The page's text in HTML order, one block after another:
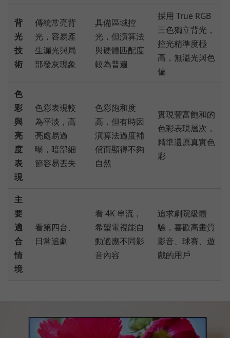
背
光
技
術
傳統常亮背
光，容易產
生漏光與局
部發灰現象
具備區域控
光，但演算法
與硬體匹配度
較為普遍
採用 True RGB
三色獨立背光，
控光精準度極
高，無溢光與色
偏
色
彩
與
亮
度
表
現
色彩表現較
為平淡，高
亮處易過
曝，暗部細
節容易丟失
色彩飽和度
高，但有時因
演算法過度補
償而顯得不夠
自然
實現豐富飽和的
色彩表現層次，
精準還原真實色
彩
主
要
適
合
情
境
看第四台、
日常追劇
看 4K 串流，
希望電視能自
動適應不同影
音內容
追求劇院級體
驗，喜歡高畫質
影音、球賽、遊
戲的用戶